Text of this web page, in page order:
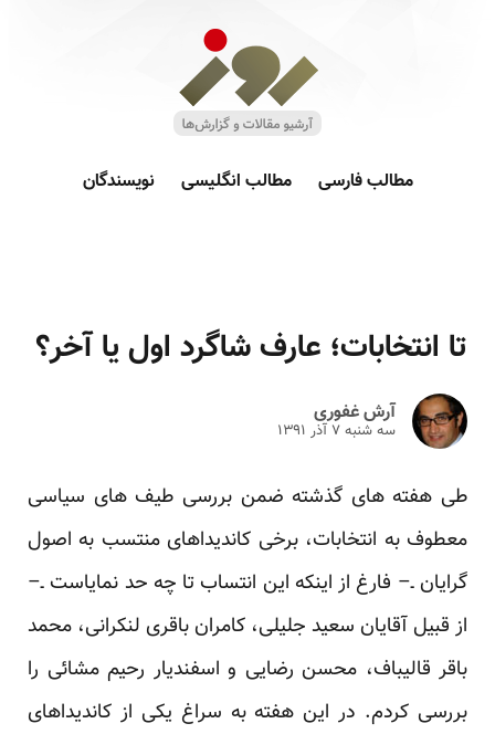
مطالب فارسی مطالب انگلیسی نویسندگان
تا انتخابات؛ عارف شاگرد اول یا آخر؟
آرش غفوری
سه شنبه ۷ آذر ۱۳۹۱
طی هفته های گذشته ضمن بررسی طیف های سیاسی
معطوف به انتخابات، برخی کاندیداهای منتسب به اصول
گرایان ـ– فارغ از اینکه این انتساب تا چه حد نمایاست ـ–
از قبیل آقایان سعید جلیلی، کامران باقری لنکرانی، محمد
باقر قالیباف، محسن رضایی و اسفندیار رحیم مشائی را
بررسی کردم. در این هفته به سراغ یکی از کاندیداهای